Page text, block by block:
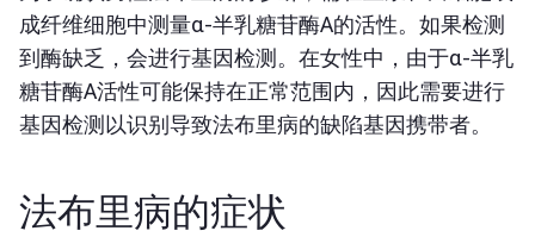
成纤维细胞中测量α-半乳糖苷酶A的活性。如果检测
到酶缺乏，会进行基因检测。在女性中，由于α-半乳
糖苷酶A活性可能保持在正常范围内，因此需要进行
基因检测以识别导致法布里病的缺陷基因携带者。
法布里病的症状